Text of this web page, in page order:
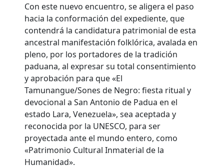
Con este nuevo encuentro, se aligera el paso
hacia la conformación del expediente, que
contendrá la candidatura patrimonial de esta
ancestral manifestación folklórica, avalada en
pleno, por los portadores de la tradición
paduana, al expresar su total consentimiento
y aprobación para que «El
Tamunangue/Sones de Negro: fiesta ritual y
devocional a San Antonio de Padua en el
estado Lara, Venezuela», sea aceptada y
reconocida por la UNESCO, para ser
proyectada ante el mundo entero, como
«Patrimonio Cultural Inmaterial de la
Humanidad».